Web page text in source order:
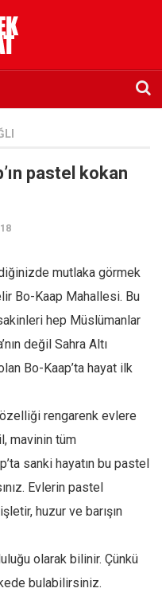
pastel kokan
mutlaka görmek
Bo-Kaap Mahallesi. Bu
hep Müslümanlar
değil Sahra Altı
Bo-Kaap’ta hayat ilk
rengarenk evlere
mavinin tüm
sanki hayatın bu pastel
Evlerin pastel
huzur ve barışın
olarak bilinir. Çünkü
bulabilirsiniz.